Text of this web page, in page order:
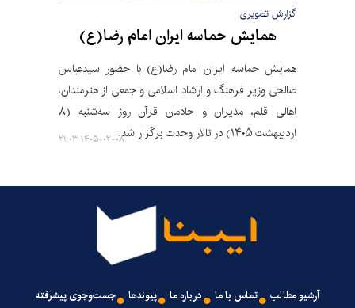
گزارش تصویری
همایش حماسه ایران امام رضا(ع)
همایش حماسه ایران امام رضا(ع) با حضور سیدعباس
صالحی وزیر فرهنگ و ارشاد اسلامی و جمعی از هنرمندان،
اهالی قلم، مدیران و خادمان قرآن روز سه‌شنبه (۸
اردیبهشت ۱۴۰۵) در تالار وحدت برگزار شد.
۱۴۰۵-۰۲-۰۸ ۲۱:۰۳
آرشیو مطالب تماس با ما درباره ما پیوندها جست‌وجوی پیشرفته